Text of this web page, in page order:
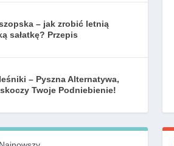
– jak zrobić letnią
sałatkę? Przepis
– Pyszna Alternatywa,
Twoje Podniebienie!